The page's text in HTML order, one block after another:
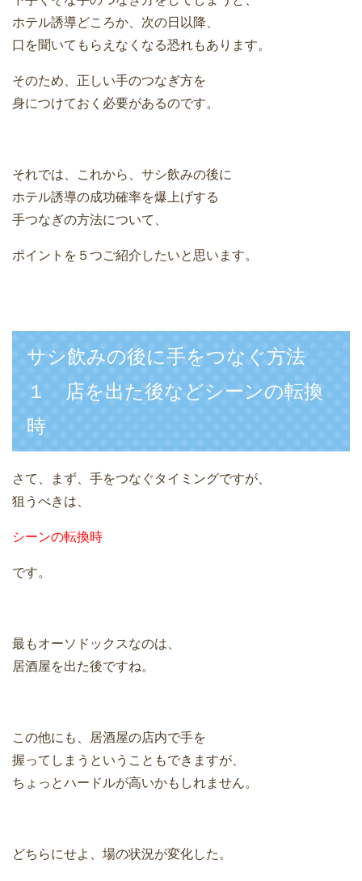
ホテル誘導どころか、次の日以降、
口を聞いてもらえなくなる恐れもあります。
そのため、正しい手のつなぎ方を
身につけておく必要があるのです。
それでは、これから、サシ飲みの後に
ホテル誘導の成功確率を爆上げする
手つなぎの方法について、
ポイントを５つご紹介したいと思います。
サシ飲みの後に手をつなぐ方法
１ 店を出た後などシーンの転換
時
さて、まず、手をつなぐタイミングですが、
狙うべきは、
シーンの転換時
です。
最もオーソドックスなのは、
居酒屋を出た後ですね。
この他にも、居酒屋の店内で手を
握ってしまうということもできますが、
ちょっとハードルが高いかもしれません。
どちらにせよ、場の状況が変化した。